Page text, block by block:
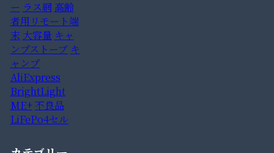
ー ラス網 高齢
者用リモート端
末大容量 キャ
ンプストーブ キ
ャンプ
AliExpress
BrightLight
ME+不良品
LiFePo4セル